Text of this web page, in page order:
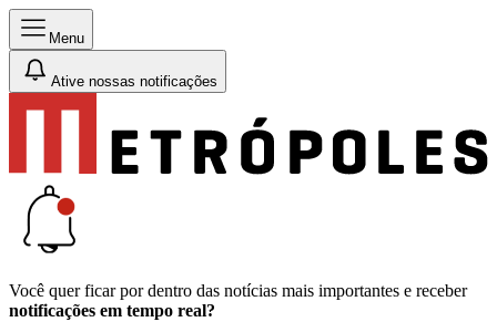
Menu
Ative nossas notificações
Você quer ficar por dentro das notícias mais importantes e receber
notificações em tempo real?